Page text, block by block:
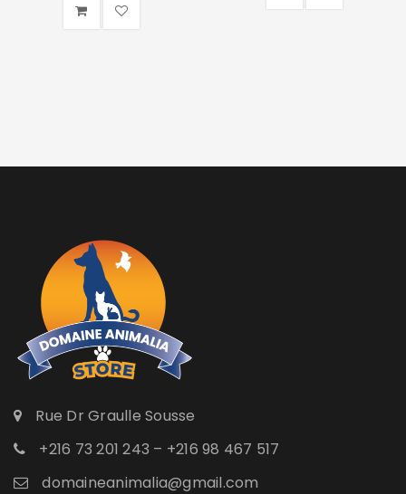
Rue Dr Graulle Sousse
+216 73 201 243 – +216 98 467 517
domaineanimalia@gmail.com